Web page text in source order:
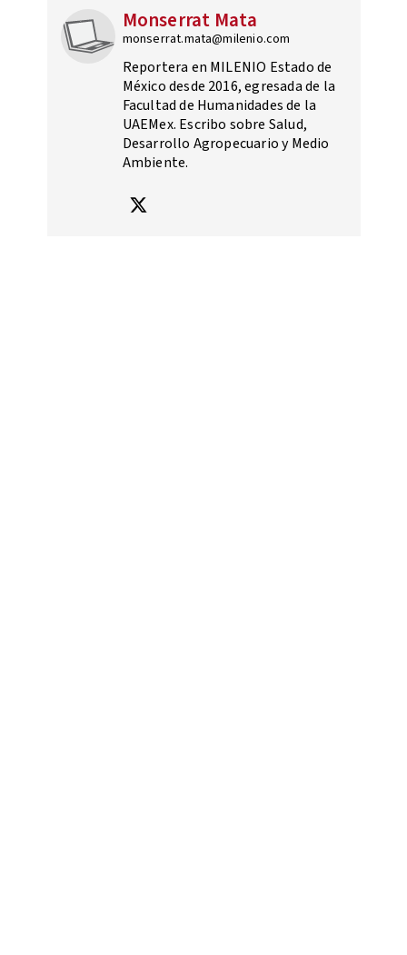
Monserrat Mata
monserrat.mata@milenio.com
Reportera en MILENIO Estado de
México desde 2016, egresada de la
Facultad de Humanidades de la
UAEMex. Escribo sobre Salud,
Desarrollo Agropecuario y Medio
Ambiente.